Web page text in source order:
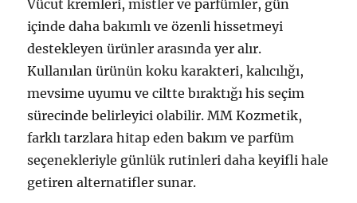
Vücut kremleri, mistler ve parfümler, gün
içinde daha bakımlı ve özenli hissetmeyi
destekleyen ürünler arasında yer alır.
Kullanılan ürünün koku karakteri, kalıcılığı,
mevsime uyumu ve ciltte bıraktığı his seçim
sürecinde belirleyici olabilir. MM Kozmetik,
farklı tarzlara hitap eden bakım ve parfüm
seçenekleriyle günlük rutinleri daha keyifli hale
getiren alternatifler sunar.